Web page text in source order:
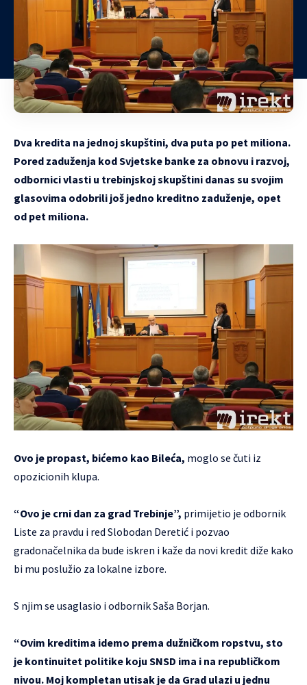
Dva kredita na jednoj skupštini, dva puta po pet miliona.
Pored zaduženja kod Svjetske banke za obnovu i razvoj,
odbornici vlasti u trebinjskoj skupštini danas su svojim
glasovima odobrili još jedno kreditno zaduženje, opet
od pet miliona.
Ovo je propast, bićemo kao Bileća, moglo se čuti iz
opozicionih klupa.
“Ovo je crni dan za grad Trebinje”, primijetio je odbornik
Liste za pravdu i red Slobodan Deretić i pozvao
gradonačelnika da bude iskren i kaže da novi kredit diže kako
bi mu poslužio za lokalne izbore.
S njim se usaglasio i odbornik Saša Borjan.
“Ovim kreditima idemo prema dužničkom ropstvu, sto
je kontinuitet politike koju SNSD ima i na republičkom
nivou. Moj kompletan utisak je da Grad ulazi u jednu